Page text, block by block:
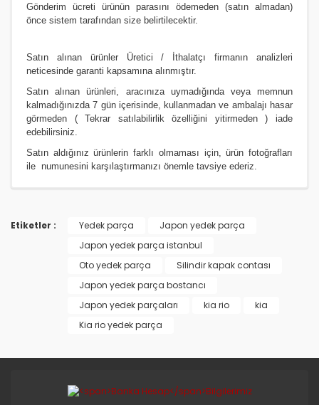
Gönderim ücreti ürünün parasını ödemeden (satın almadan)
önce sistem tarafından size belirtilecektir.
Satın alınan ürünler Üretici / İthalatçı firmanın analizleri
neticesinde garanti kapsamına alınmıştır.
Satın alınan ürünleri, aracınıza uymadığında veya memnun
kalmadığınızda 7 gün içerisinde, kullanmadan ve ambalajı hasar
görmeden ( Tekrar satılabilirlik özelliğini yitirmeden ) iade
edebilirsiniz.
Satın aldığınız ürünlerin farklı olmaması için, ürün fotoğrafları
ile numunesini karşılaştırmanızı önemle tavsiye ederiz.
Etiketler : Yedek parça
Japon yedek parça
Japon yedek parça istanbul
Oto yedek parça
Silindir kapak contası
Japon yedek parça bostancı
Japon yedek parçaları
kia rio
kia
Kia rio yedek parça